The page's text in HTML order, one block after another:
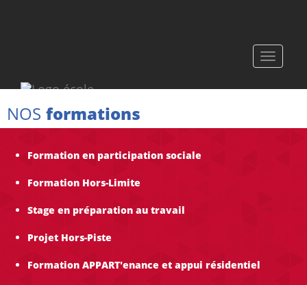
Toggle
NOS formations
Formation en participation sociale
Formation Hors-Limite
Stage en préparation au travail
Projet Hors-Piste
Formation APPART'enance et appui résidentiel